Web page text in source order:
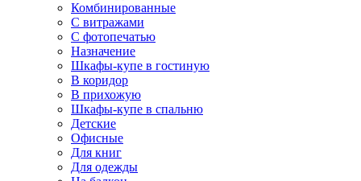
Комбинированные
С витражами
С фотопечатью
Назначение
Шкафы-купе в гостиную
В коридор
В прихожую
Шкафы-купе в спальню
Детские
Офисные
Для книг
Для одежды